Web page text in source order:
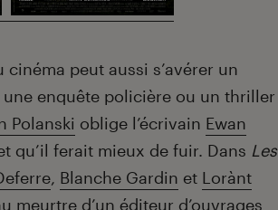
peut aussi s’avérer un
enquête policière ou un thriller
Polanski oblige l’écrivain Ewan
qu’il ferait mieux de fuir. Dans Les
, Blanche Gardin et Lorànt
meurtre d’un éditeur d’ouvrages